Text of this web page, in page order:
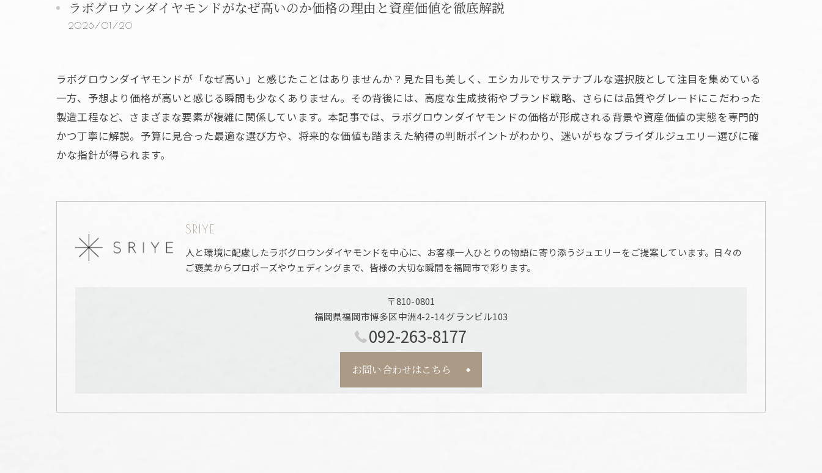
ラボグロウンダイヤモンドがなぜ高いのか価格の理由と資産価値を徹底解説
2026/01/20
ラボグロウンダイヤモンドが「なぜ高い」と感じたことはありませんか？見た目も美しく、エシカルでサステナブルな選択肢として注目を集めている
一方、予想より価格が高いと感じる瞬間も少なくありません。その背後には、高度な生成技術やブランド戦略、さらには品質やグレードにこだわった
製造工程など、さまざまな要素が複雑に関係しています。本記事では、ラボグロウンダイヤモンドの価格が形成される背景や資産価値の実態を専門的
かつ丁寧に解説。予算に見合った最適な選び方や、将来的な価値も踏まえた納得の判断ポイントがわかり、迷いがちなブライダルジュエリー選びに確
かな指針が得られます。
SRIYE
人と環境に配慮したラボグロウンダイヤモンドを中心に、お客様一人ひとりの物語に寄り添うジュエリーをご提案しています。日々の
ご褒美からプロポーズやウェディングまで、皆様の大切な瞬間を福岡市で彩ります。
〒810-0801
福岡県福岡市博多区中洲4-2-14 グランビル103
092-263-8177
お問い合わせはこちら